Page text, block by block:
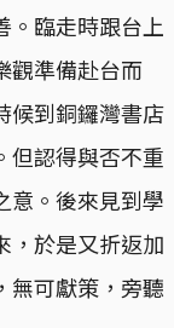
。臨走時跟台上
觀準備赴台而
候到銅鑼灣書店
但認得與否不重
意。後來見到學
，於是又折返加
無可獻策，旁聽